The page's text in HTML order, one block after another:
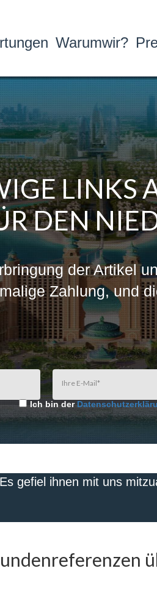
Warumwir?
LINKS
DEN
der Artikel
Zahlung, und
Ich bin der
Es gefiel ihnen mit uns